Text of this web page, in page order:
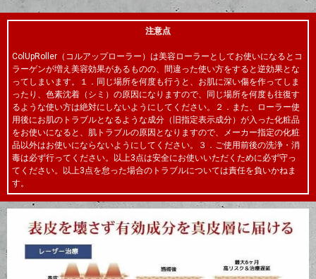
注意点
ColUpRoller（コルアップローラー）は美容ローラーとしてお使いになるとコ
ラーゲンが増え美容効果があるものの、間違った使い方をすると逆効果とな
ってしまいます。１．同じ場所を何度も行うと、お肌に深い傷を作ってしま
ったり、色素沈着（シミ）の原因になりますので、同じ場所を何度も往復す
るような使い方は絶対にしないようにしてください。２．また、ローラー使
用後にお肌のトラブルとなるような成分（旧指定表示成分）が入った化粧品
をお使いになると、肌トラブルの原因となりますので、メーカー指定の化粧
品以外はお使いにならないようにしてください。３．ご使用前後の洗浄・消
毒は必ず行ってください。以上3点は安全にお使いいただくために必ず守っ
てください。以上3点を怠った場合のトラブルについては責任を負いかねま
す。